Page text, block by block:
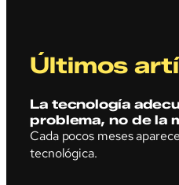
Últimos
La tecnología
problema, no de la
Cada pocos meses
tecnológica.